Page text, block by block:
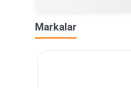
Markalar